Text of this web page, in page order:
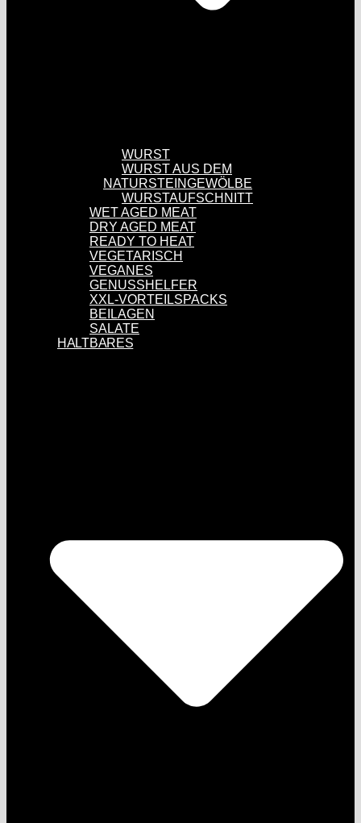
WURST
WURST AUS DEM
NATURSTEINGEWÖLBE
WURSTAUFSCHNITT
WET AGED MEAT
DRY AGED MEAT
READY TO HEAT
VEGETARISCH
VEGANES
GENUSSHELFER
XXL-VORTEILSPACKS
BEILAGEN
SALATE
HALTBARES